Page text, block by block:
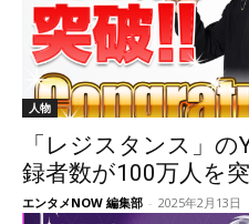
人物
「レジスタンス」
録者数が100万人を
エンタメNOW 編集部 - 2025年2月13日